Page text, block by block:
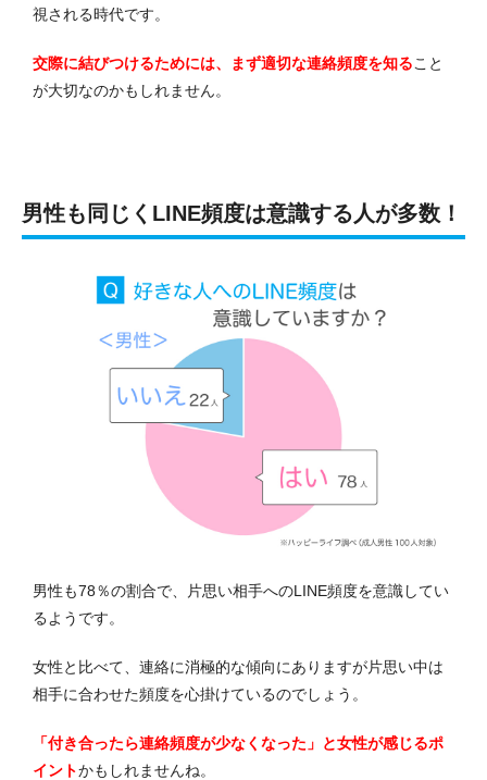
視される時代です。
交際に結びつけるためには、まず適切な連絡頻度を知ること
が大切なのかもしれません。
男性も同じくLINE頻度は意識する人が多数！
男性も78％の割合で、片思い相手へのLINE頻度を意識してい
るようです。
女性と比べて、連絡に消極的な傾向にありますが片思い中は
相手に合わせた頻度を心掛けているのでしょう。
「付き合ったら連絡頻度が少なくなった」と女性が感じるポ
イントかもしれませんね。